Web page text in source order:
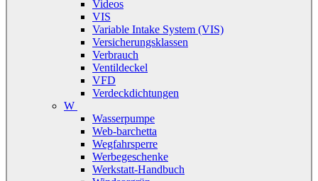
Videos
VIS
Variable Intake System (VIS)
Versicherungsklassen
Verbrauch
Ventildeckel
VFD
Verdeckdichtungen
W
Wasserpumpe
Web-barchetta
Wegfahrsperre
Werbegeschenke
Werkstatt-Handbuch